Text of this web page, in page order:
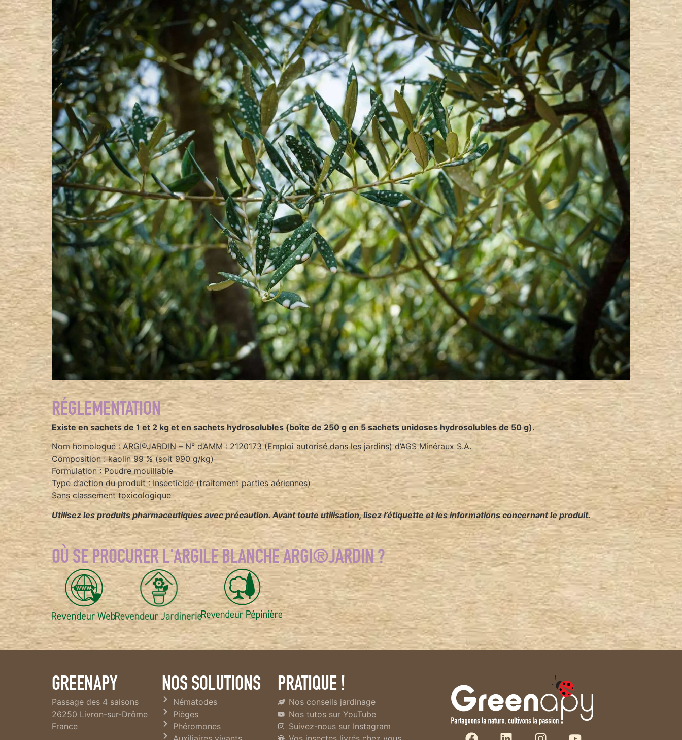
RÉGLEMENTATION
Existe en sachets de 1 et 2 kg et en sachets hydrosolubles (boîte de 250 g en 5 sachets unidoses hydrosolubles de 50 g).
Nom homologué : ARGI®JARDIN – N° d’AMM : 2120173 (Emploi autorisé dans les jardins) d’AGS Minéraux S.A.
Composition : kaolin 99 % (soit 990 g/kg)
Formulation : Poudre mouillable
Type d’action du produit : Insecticide (traitement parties aériennes)
Sans classement toxicologique
Utilisez les produits pharmaceutiques avec précaution. Avant toute utilisation, lisez l’étiquette et les informations concernant le produit.
OÙ SE PROCURER L'ARGILE BLANCHE ARGI®JARDIN ?
GREENAPY
Passage des 4 saisons
26250 Livron-sur-Drôme
France
NOS SOLUTIONS
Nématodes
Pièges
Phéromones
PRATIQUE !
Nos conseils jardinage
Nos tutos sur YouTube
Suivez-nous sur Instagram